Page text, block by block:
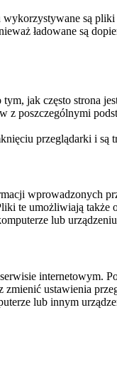
są
ładowane są
jak często strona
poszczególnymi
przeglądarki i
wprowadzonych
te umożliwiają
lub
internetowym.
ustawienia
lub innym